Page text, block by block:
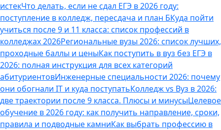
истекЧто делать, если не сдал ЕГЭ в 2026 году:
поступление в колледж, пересдача и план БКуда пойти
учиться после 9 и 11 класса: список профессий в
колледжах 2026Региональные вузы 2026: список лучших,
проходные баллы и ценыКак поступить в вуз без ЕГЭ в
2026: полная инструкция для всех категорий
абитуриентовИнженерные специальности 2026: почему
они обогнали IT и куда поступатьКолледж vs Вуз в 2026:
две траектории после 9 класса. Плюсы и минусыЦелевое
обучение в 2026 году: как получить направление, сроки,
правила и подводные камниКак выбрать профессию в